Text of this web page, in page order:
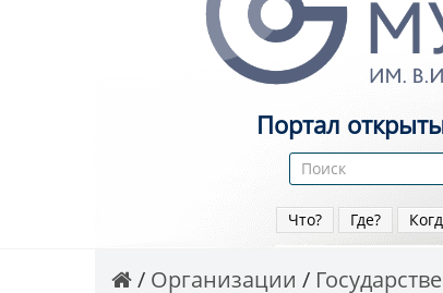
Портал
Что? Где?
Организации